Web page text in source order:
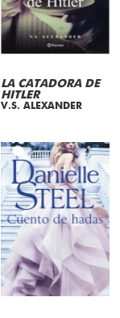
LA CATADORA DE
HITLER
V.S. ALEXANDER